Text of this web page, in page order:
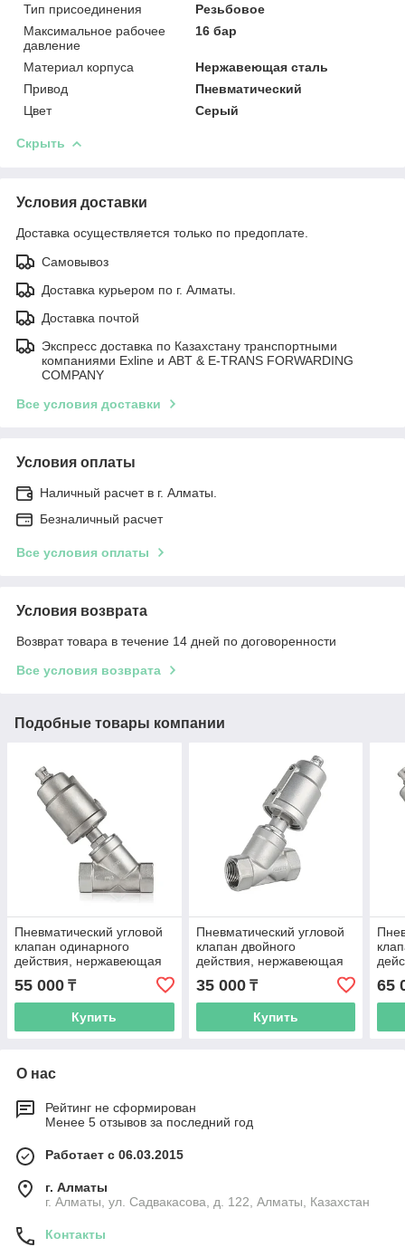
Тип присоединения
Резьбовое
Максимальное рабочее
давление
16 бар
Материал корпуса
Нержавеющая сталь
Привод
Пневматический
Цвет
Серый
Скрыть
Условия доставки
Доставка осуществляется только по предоплате.
Самовывоз
Доставка курьером по г. Алматы.
Доставка почтой
Экспресс доставка по Казахстану транспортными
компаниями Exline и ABT & E-TRANS FORWARDING
COMPANY
Все условия доставки
Условия оплаты
Наличный расчет в г. Алматы.
Безналичный расчет
Все условия оплаты
Условия возврата
Возврат товара в течение 14 дней по договоренности
Все условия возврата
Подобные товары компании
Пневматический угловой
клапан одинарного
действия, нержавеющая
сталь CF8M, PN16, DN25
55 000 ₸
Купить
Пневматический угловой
клапан двойного
действия, нержавеющая
сталь CF8M, PN16, DN15
35 000₸
Купить
65
О нас
Рейтинг не сформирован
Менее 5 отзывов за последний год
Работает с 06.03.2015
г. Алматы
г. Алматы, ул. Садвакасова, д. 122, Алматы, Казахстан
Контакты